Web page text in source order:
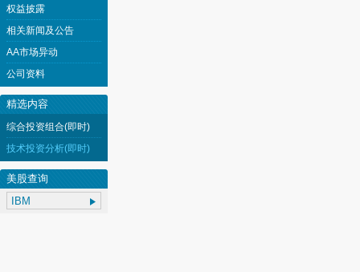
权益披露
相关新闻及公告
AA市场异动
公司资料
精选内容
综合投资组合(即时)
技术投资分析(即时)
美股查询